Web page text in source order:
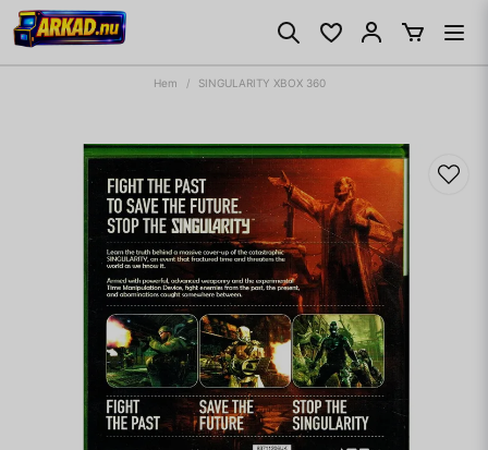
Hem SINGULARITY XBOX 360